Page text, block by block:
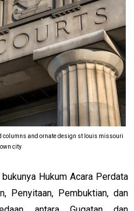
columns and ornate design st louis missouri
city
Hukum Acara Perdata
Penyitaan, Pembuktian, dan